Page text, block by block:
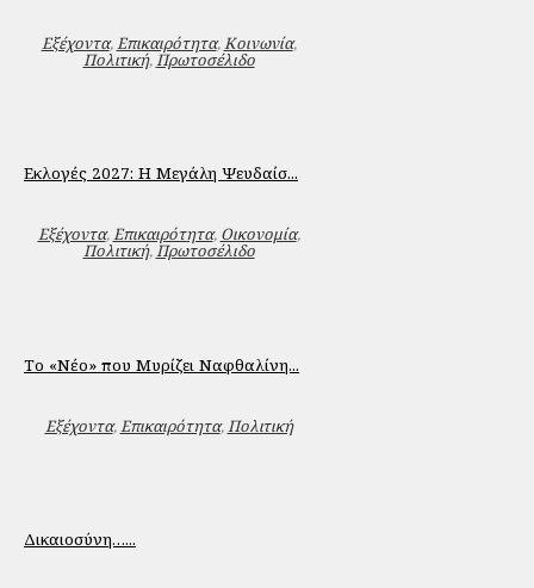
Εξέχοντα,Επικαιρότητα,Κοινωνία,
Πολιτική,Πρωτοσέλιδο
Εκλογές 2027: Η Μεγάλη Ψευδαίσ...
Εξέχοντα,Επικαιρότητα, Οικονομία,
Πολιτική,Πρωτοσέλιδο
Το «Νέο» που Μυρίζει Ναφθαλίνη...
Εξέχοντα,Επικαιρότητα,Πολιτική
Δικαιοσύνη…...